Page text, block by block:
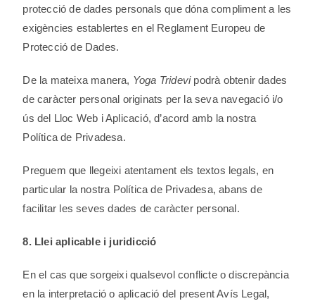
protecció de dades personals que dóna compliment a les
exigències establertes en el Reglament Europeu de
Protecció de Dades.
De la mateixa manera, Yoga Tridevipodrà obtenir dades
de caràcter personal originats per la seva navegació i/o
ús del Lloc Web i Aplicació, d’acord amb la nostra
Política de Privadesa.
Preguem que llegeixi atentament els textos legals, en
particular la nostra Política de Privadesa, abans de
facilitar les seves dades de caràcter personal.
8. Llei aplicable i juridicció
En el cas que sorgeixi qualsevol conflicte o discrepància
en la interpretació o aplicació del present Avís Legal,